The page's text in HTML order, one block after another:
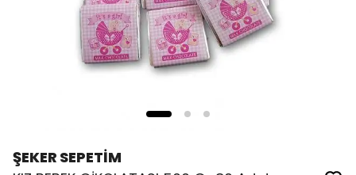
ŞEKER SEPETİM